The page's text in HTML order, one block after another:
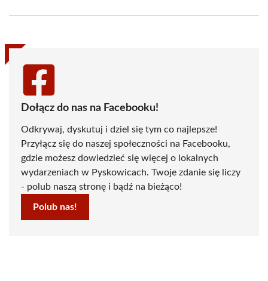
(Twitter)
Dołącz do nas na Facebooku!
Odkrywaj, dyskutuj i dziel się tym co najlepsze!
Przyłącz się do naszej społeczności na Facebooku,
gdzie możesz dowiedzieć się więcej o lokalnych
wydarzeniach w Pyskowicach. Twoje zdanie się liczy
- polub naszą stronę i bądź na bieżąco!
Polub nas!